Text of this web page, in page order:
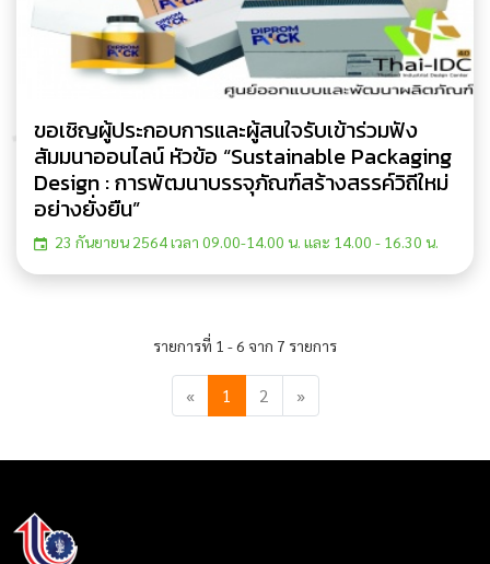
ขอเชิญผู้ประกอบการและผู้สนใจรับเข้าร่วมฟัง
สัมมนาออนไลน์ หัวข้อ “Sustainable Packaging
Design : การพัฒนาบรรจุภัณฑ์สร้างสรรค์วิถีใหม่
อย่างยั่งยืน”
23 กันยายน 2564 เวลา 09.00-14.00 น. และ 14.00 - 16.30 น.
รายการที่ 1 - 6 จาก 7 รายการ
« 1 2 »